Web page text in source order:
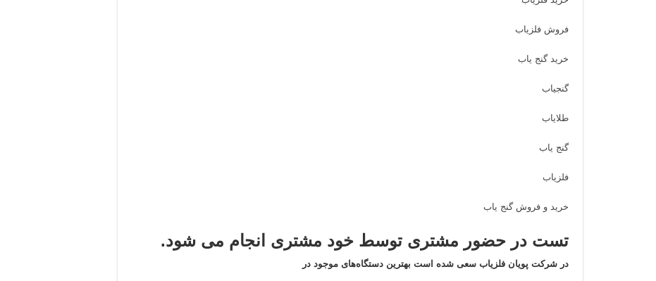
فروش فلزیاب
خرید گنج یاب
گنجیاب
طلایاب
گنج یاب
فلزیاب
خرید و فروش گنج یاب
تست در حضور مشتری توسط خود مشتری انجام می شود.
در شرکت پویان فلزیاب سعی شده است بهترین دستگاه‌های موجود در